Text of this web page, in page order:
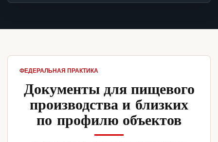
ФЕДЕРАЛЬНАЯ ПРАКТИКА
Документы для пищевого
производства и близких
по профилю объектов